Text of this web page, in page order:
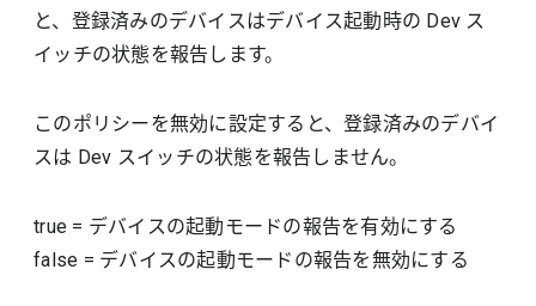
と、登録済みのデバイスはデバイス起動時の Dev ス
イッチの状態を報告します。
このポリシーを無効に設定すると、登録済みのデバイ
スは Dev スイッチの状態を報告しません。
true = デバイスの起動モードの報告を有効にする
false = デバイスの起動モードの報告を無効にする